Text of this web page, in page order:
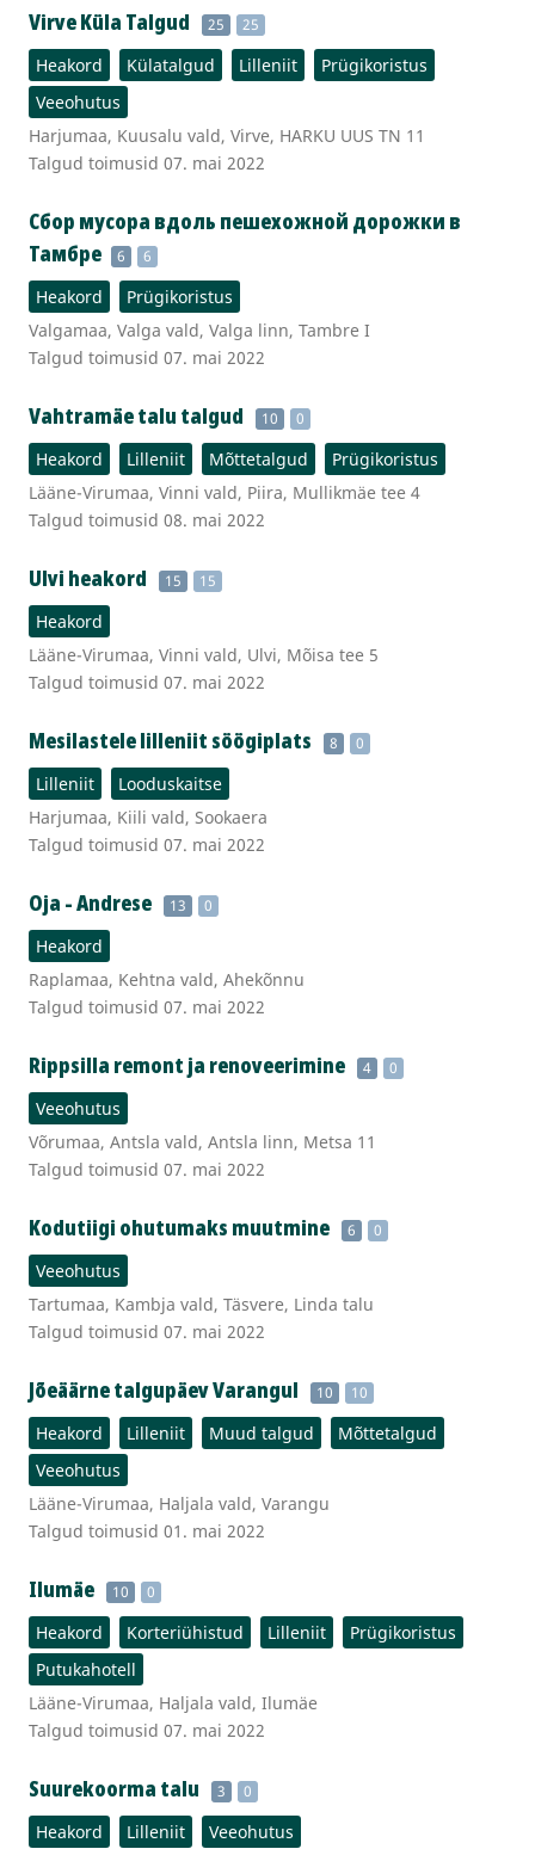
Virve Küla Talgud 25 25
Heakord Külatalgud Lilleniit
Prügikoristus
Veeohutus
Harjumaa, Kuusalu vald, Virve, HARKU UUS TN 11
Talgud toimusid 07. mai 2022
Сбор мусора вдоль пешехожной доpожки в
Тамбре
6 6
Heakord
Prügikoristus
Valgamaa, Valga vald, Valga linn, Tambre I
Talgud toimusid 07. mai 2022
Vahtramäe talu talgud 10 0
Heakord Lilleniit Mõttetalgud
Prügikoristus
Lääne-Virumaa, Vinni vald, Piira, Mullikmäe tee 4
Talgud toimusid 08. mai 2022
Ulvi heakord 15 15
Heakord
Lääne-Virumaa, Vinni vald, Ulvi, Mõisa tee 5
Talgud toimusid 07. mai 2022
Mesilastele lilleniit söögiplats 8 0
Lilleniit
Looduskaitse
Harjumaa, Kiili vald, Sookaera
Talgud toimusid 07. mai 2022
Oja - Andrese 13 0
Heakord
Raplamaa, Kehtna vald, Ahekõnnu
Talgud toimusid 07. mai 2022
Rippsilla remont ja renoveerimine 4 0
Veeohutus
Võrumaa, Antsla vald, Antsla linn, Metsa 11
Talgud toimusid 07. mai 2022
Kodutiigi ohutumaks muutmine 6 0
Veeohutus
Tartumaa, Kambja vald, Täsvere, Linda talu
Talgud toimusid 07. mai 2022
Jõeäärne talgupäev Varangul 10 10
Heakord Lilleniit Muud talgud
Mõttetalgud
Veeohutus
Lääne-Virumaa, Haljala vald, Varangu
Talgud toimusid 01. mai 2022
Ilumäe 10 0
Heakord Korteriühistud Lilleniit
Prügikoristus
Putukahotell
Lääne-Virumaa, Haljala vald, Ilumäe
Talgud toimusid 07. mai 2022
Suurekoorma talu 3 0
Heakord Lilleniit
Veeohutus